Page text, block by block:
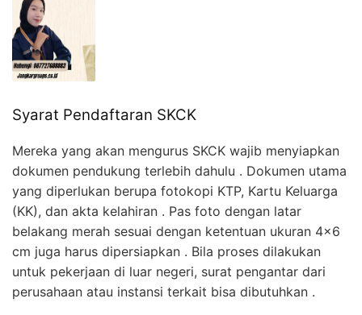
Syarat Pendaftaran SKCK
Mereka yang akan mengurus SKCK wajib menyiapkan
dokumen pendukung terlebih dahulu . Dokumen utama
yang diperlukan berupa fotokopi KTP, Kartu Keluarga
(KK), dan akta kelahiran . Pas foto dengan latar
belakang merah sesuai dengan ketentuan ukuran 4×6
cm juga harus dipersiapkan . Bila proses dilakukan
untuk pekerjaan di luar negeri, surat pengantar dari
perusahaan atau instansi terkait bisa dibutuhkan .